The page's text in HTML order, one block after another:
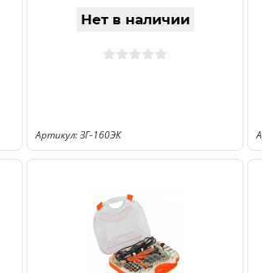
Нет в наличии
Артикул: ЗГ-160ЭК